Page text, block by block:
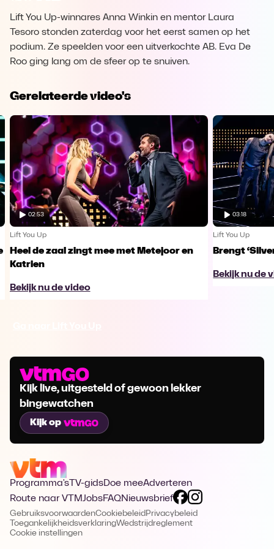
Lift You Up-winnares Anna Winkin en mentor Laura
Tesoro stonden zaterdag voor het eerst samen op het
podium. Ze speelden voor een uitverkochte AB. Eva De
Roo ging lang om de sfeer op te snuiven.
Gerelateerde video's
02:53
Lift You Up
Heel de zaal zingt mee met Metejoor en
Katrien
Bekijk nu de video
03:18
Lift You Up
Brengt
Bekijk nu de
Kijk live, uitgesteld of gewoon lekker
bingewatchen
Kijk op
Programma's TV-gidsDoe meeAdverteren
Route naar VTMJobsFAQNieuwsbrief
GebruiksvoorwaardenCookiebeleid Privacybeleid
ToegankelijkheidsverklaringWedstrijdreglement
Cookie instellingen